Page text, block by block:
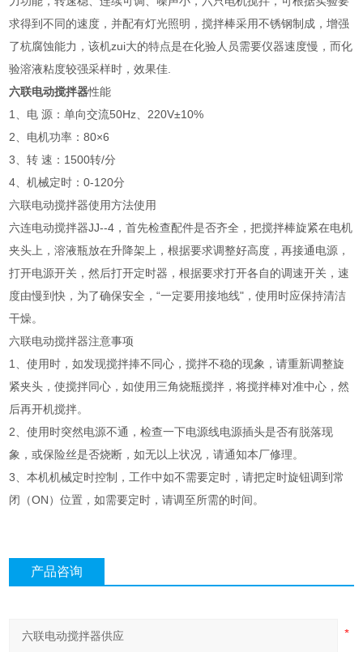
求得到不同的速度，并配有灯光照明，搅拌棒采用不锈钢制成，增强
了杭腐蚀能力，该机zui大的特点是在化验人员需要仪器速度慢，而化
验溶液粘度较强采样时，效果佳.
六联电动搅拌器性能
1、电 源：单向交流50Hz、220V±10%
2、电机功率：80×6
3、转 速：1500转/分
4、机械定时：0-120分
六联电动搅拌器使用方法使用
六连电动搅拌器JJ--4，首先检查配件是否齐全，把搅拌棒旋紧在电机
夹头上，溶液瓶放在升降架上，根据要求调整好高度，再接通电源，
打开电源开关，然后打开定时器，根据要求打开各自的调速开关，速
度由慢到快，为了确保安全，“一定要用接地线"，使用时应保持清洁
干燥。
六联电动搅拌器注意事项
1、使用时，如发现搅拌捧不同心，搅拌不稳的现象，请重新调整旋
紧夹头，使搅拌同心，如使用三角烧瓶搅拌，将搅拌棒对准中心，然
后再开机搅拌。
2、使用时突然电源不通，检查一下电源线电源插头是否有脱落现
象，或保险丝是否烧断，如无以上状况，请通知本厂修理。
3、本机机械定时控制，工作中如不需要定时，请把定时旋钮调到常
闭（ON）位置，如需要定时，请调至所需的时间。
产品咨询